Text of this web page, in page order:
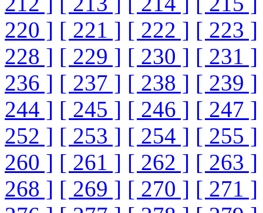
220 ] [ 221 ] [ 222 ] [ 223 ]
228 ] [ 229 ] [ 230 ] [ 231 ]
236 ] [ 237 ] [ 238 ] [ 239 ]
244 ] [ 245 ] [ 246 ] [ 247 ]
252 ] [ 253 ] [ 254 ] [ 255 ]
260 ] [ 261 ] [ 262 ] [ 263 ]
268 ] [ 269 ] [ 270 ] [ 271 ]